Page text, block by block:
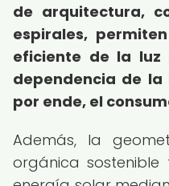
de arquitectura,
espirales,
eficiente de la luz
dependencia de
por ende, el
Además, la
orgánica